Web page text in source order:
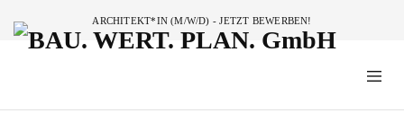
ARCHITEKT*IN (M/W/D) - JETZT BEWERBEN!